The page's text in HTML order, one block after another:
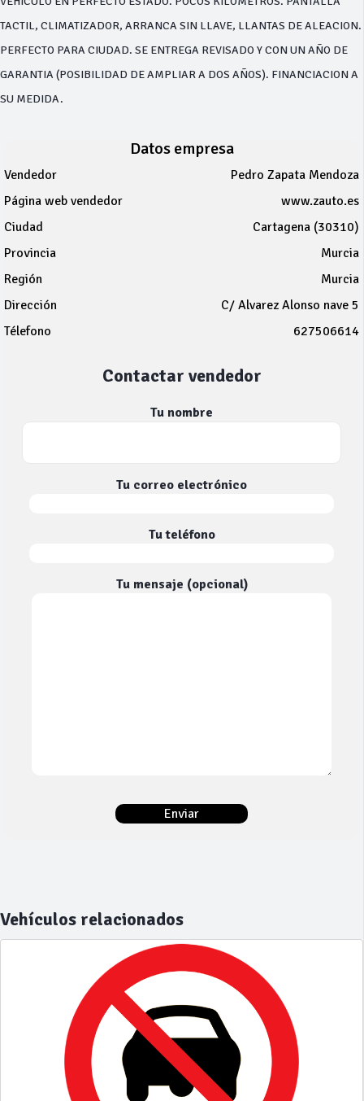
TACTIL, CLIMATIZADOR, ARRANCA SIN LLAVE, LLANTAS DE ALEACION.
PERFECTO PARA CIUDAD. SE ENTREGA REVISADO Y CON UN AÑO DE
GARANTIA (POSIBILIDAD DE AMPLIAR A DOS AÑOS). FINANCIACION A
SU MEDIDA.
Datos empresa
Vendedor
Pedro Zapata Mendoza
Página web vendedor
www.zauto.es
Ciudad
Cartagena (30310)
Provincia
Murcia
Región
Murcia
Dirección
C/ Alvarez Alonso nave 5
Télefono
627506614
Contactar vendedor
Tu nombre
Tu correo electrónico
Tu teléfono
Tu mensaje (opcional)
Vehículos relacionados